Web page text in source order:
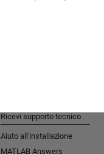
Ricevi supporto tecnico
Aiuto all'installazione
MATLAB Answers